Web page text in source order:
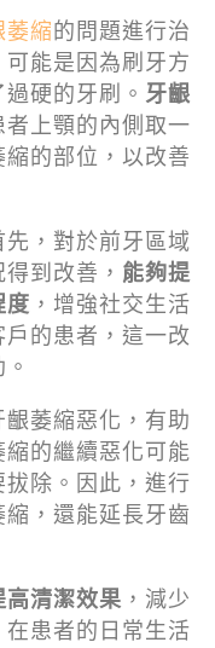
萎縮的問題進行治
能是因為刷牙方
硬的牙刷。 牙齦
上顎的內側取一
的部位，以改善
，對於前牙區域
到改善， 能夠提
度 ，增強社交生活
的患者，這一改
萎縮惡化，有助
的繼續惡化可能
除。因此，進行
，還能延長牙齒
高清潔效果 ，減少
患者的日常生活